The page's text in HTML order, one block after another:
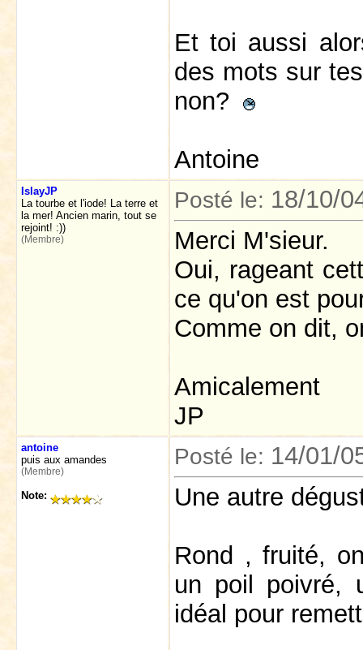
Et toi aussi
des mots sur
non?
Antoine
IslayJP
La tourbe et l'iode! La terre et
la mer! Ancien marin, tout se
rejoint! :))
(Membre)
Posté le: 18/10/
Merci M'sieur.
Oui, rageant
ce qu'on est
Comme on dit,
Amicalement
JP
antoine
puis aux amandes
(Membre)
Note:
Posté le: 14/01/
Une autre
Rond , fruité,
un poil poivré,
idéal pour